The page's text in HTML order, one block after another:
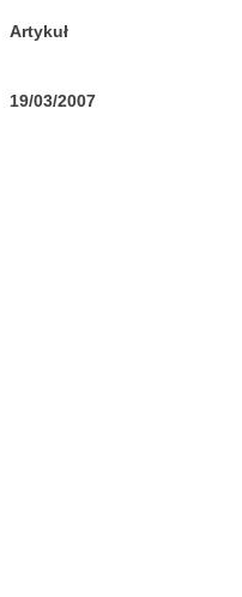
Artykuł
19/03/2007